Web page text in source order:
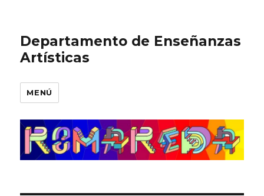
Departamento de Enseñanzas
Artísticas
MENÚ